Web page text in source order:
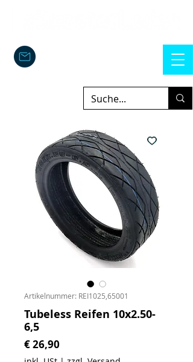
Artikelnummer: REI1025,65001
Tubeless Reifen 10x2.50-
6,5
€ 26,90